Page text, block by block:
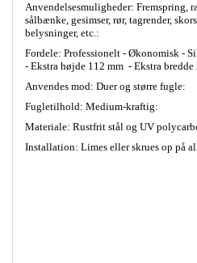
Anvendelsesmuligheder:
sålbænke, gesimser, rør, tagrender,
belysninger, etc.:
Fordele: Professionelt - Økonomisk -
- Ekstra højde 112 mm - Ekstra bredde
Anvendes mod: Duer og større fugle:
Fugletilhold: Medium-kraftig:
Materiale: Rustfrit stål og UV
Installation: Limes eller skrues op på